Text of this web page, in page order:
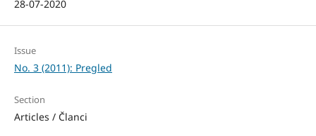
28-07-2020
Issue
No. 3 (2011): Pregled
Section
Articles / Članci